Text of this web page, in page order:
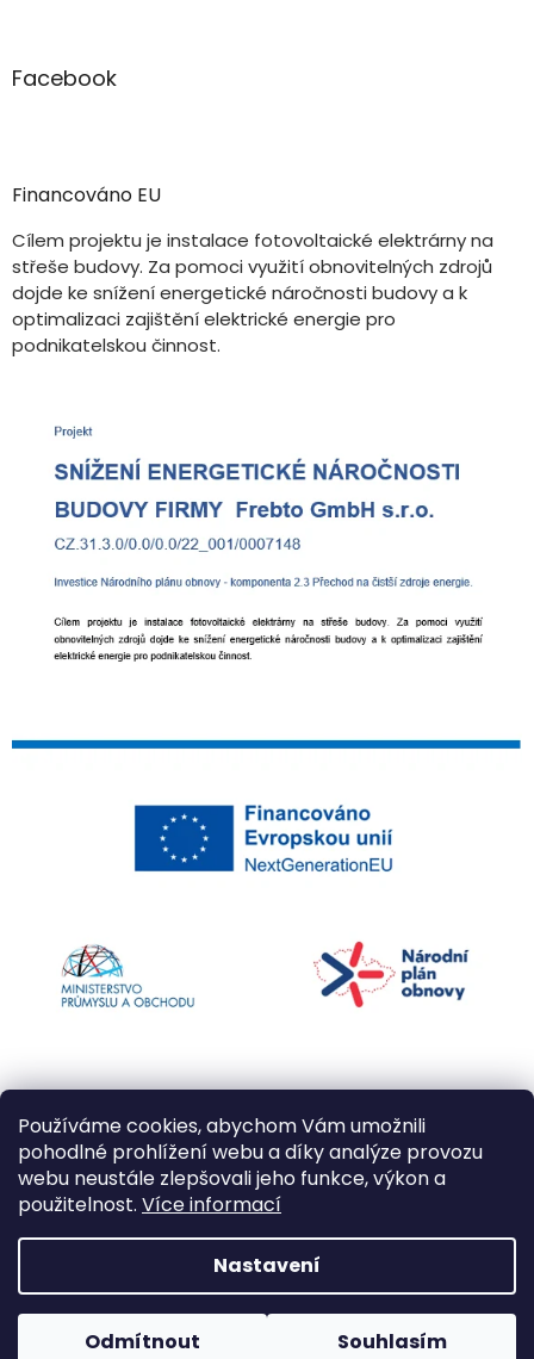
Používáme cookies, abychom Vám umožnili
pohodlné prohlížení webu a díky analýze provozu
webu neustále zlepšovali jeho funkce, výkon a
použitelnost. Více informací
Nastavení
Odmítnout Souhlasím
Facebook
Financováno EU
Cílem projektu je instalace fotovoltaické elektrárny na
střeše budovy. Za pomoci využití obnovitelných zdrojů
dojde ke snížení energetické náročnosti budovy a k
optimalizaci zajištění elektrické energie pro
podnikatelskou činnost.
Vytvořil Shoptet
Copyright 2026Kapří kuličky. Všechna práva
vyhrazena.
Upravit nastavení cookies